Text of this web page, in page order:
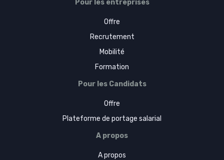
Pour les entreprises
Offre
Recrutement
Mobilité
Formation
Pour les Candidats
Offre
Plateforme de portage salarial
A propos
A propos